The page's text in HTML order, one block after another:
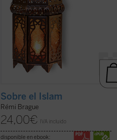
Sobre el Islam
Rémi Brague
24,00€ IVA incluido
disponible en ebook: